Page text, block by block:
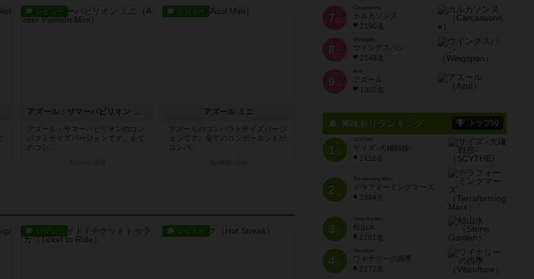
レビュー
アズール：サマーパビリオン ミニ
アズール：サマーパビリオンのコン
パクトサイズバージョンです。全て
のコン...
レビュー
アズール ミニ
アズールのコンパクトサイズバージ
ョンです。全てのコンポーネントが
コンパ...
レビュー レビュー
7 位
Carcassonne
カルカソンヌ
2190名
8 位
Wingspan
ウイングスパン
2148名
9 位
Azul
アズール
1902名
興味ありランキング トップ50
1位
SCYTHE
サイズ -大鎌戦役-
2416名
2位
Terraforming Mars
テラフォーミングマーズ
2394名
3位
Stone Garden
枯山水
2281名
4位
Viticulture
ワイナリーの四季
2272名